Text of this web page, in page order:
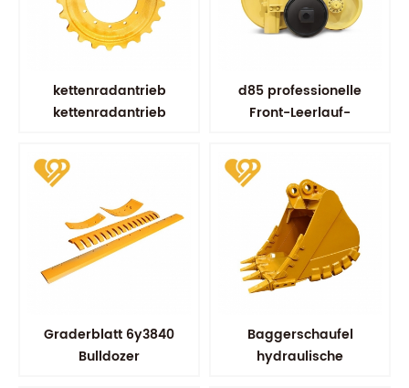
kettenradantrieb
kettenradantrieb
fahrradersatzteile
d85 professionelle
Front-Leerlauf-
Graderblatt 6y3840
Bulldozer
Baggerschaufel
hydraulische